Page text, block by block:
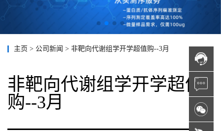
主页 > 公司新闻 > 非靶向代谢组学开学超值购--3月
非靶向代谢组学开学超值
购--3月